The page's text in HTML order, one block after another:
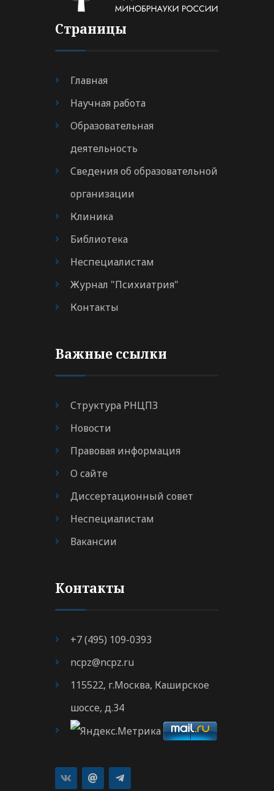
Страницы
Главная
Научная работа
Образовательная
деятельность
Сведения об образовательной
организации
Клиника
Библиотека
Неспециалистам
Журнал "Психиатрия"
Контакты
Важные ссылки
Структура РНЦПЗ
Новости
Правовая информация
О сайте
Диссертационный совет
Неспециалистам
Вакансии
Контакты
+7 (495) 109-0393
ncpz@ncpz.ru
115522, г.Москва, Каширское
шоссе, д.34